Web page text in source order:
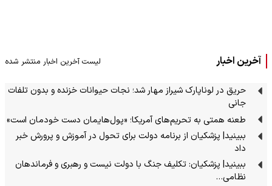
آخرین اخبار لیست آخرین اخبار منتشر شده
حریق در لوناپارک شیراز مهار شد؛ نجات حیوانات خزنده و بدون تلفات
جانی
طعنه همتی به تحریم‌های آمریکا؛ «پول‌هایمان دست خودمان است»
ببینید| پزشکیان از برنامه دولت برای تحول در آموزش و پرورش خبر
داد
ببینید| پزشکیان: تکلیف جنگ با دولت نیست و رهبری و فرماندهان
نظامی…